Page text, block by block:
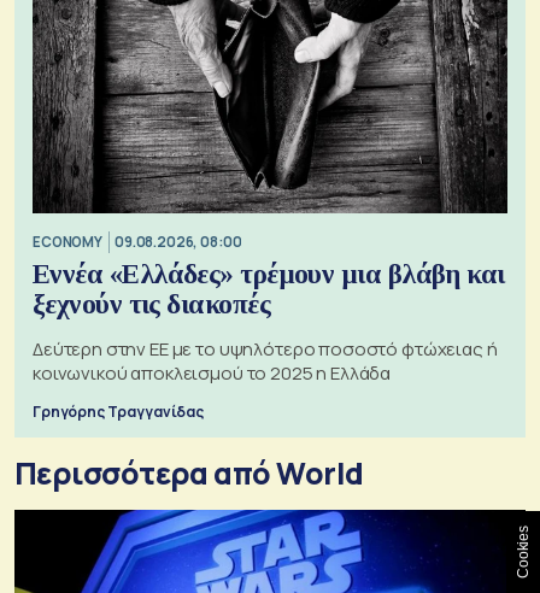
ECONOMY 09.08.2026, 08:00
Εννέα «Ελλάδες» τρέμουν μια βλάβη και
ξεχνούν τις διακοπές
Δεύτερη στην ΕΕ με το υψηλότερο ποσοστό φτώχειας ή
κοινωνικού αποκλεισμού το 2025 η Ελλάδα
Γρηγόρης Τραγγανίδας
Περισσότερα από World
Cookies